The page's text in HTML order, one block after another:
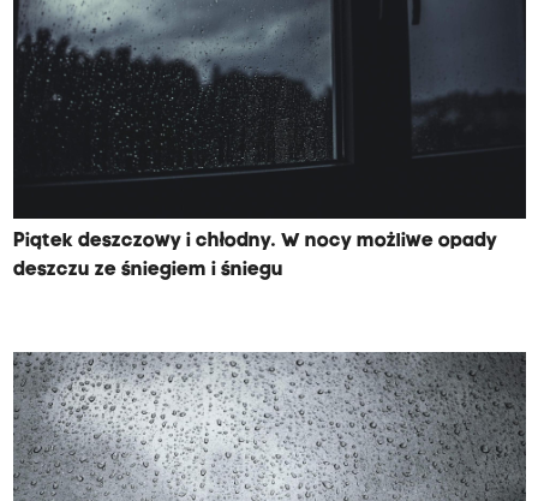
Piątek deszczowy i chłodny. W nocy możliwe opady
deszczu ze śniegiem i śniegu